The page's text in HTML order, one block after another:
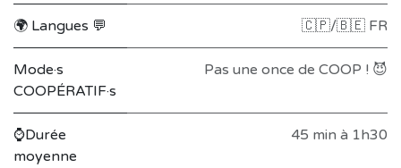
🌍 Langues 💬 🇨🇵/🇧🇪 FR
Mode·s
COOPÉRATIF·s
Pas une once de COOP ! 😈
⌚Durée
moyenne
45 min à 1h30